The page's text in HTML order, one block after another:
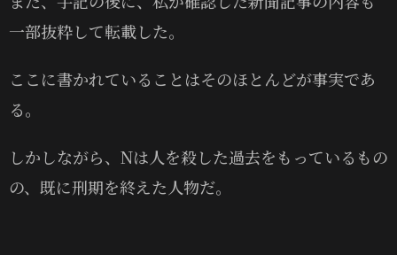
一部抜粋して転載した。
ここに書かれていることはそのほとんどが事実であ
る。
しかしながら、Nは人を殺した過去をもっているもの
の、既に刑期を終えた人物だ。